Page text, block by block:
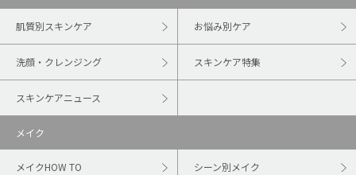
肌質別スキンケア お悩み別ケア
洗顔・クレンジング スキンケア特集
スキンケアニュース
メイク
メイクHOW TO シーン別メイク